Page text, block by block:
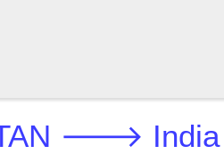
🡒 India